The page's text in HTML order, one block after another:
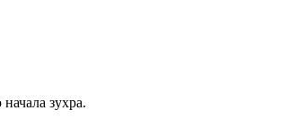
зухра.